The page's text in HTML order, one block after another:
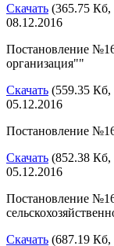
Скачать (365.75 Кб,
08.12.2016
Постановление
организация""
Скачать (559.35 Кб,
05.12.2016
Постановление
Скачать (852.38 Кб,
05.12.2016
Постановление
Скачать (687.19 Кб,